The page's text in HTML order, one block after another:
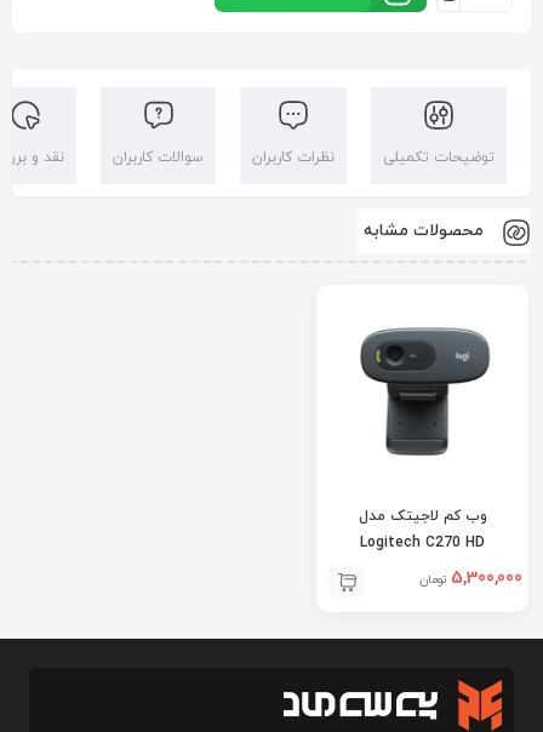
توضیحات تکمیلی نظرات کاربران سوالات کاربران نقد و
محصولات مشابه
وب کم لاجیتک مدل
Logitech C270 HD
5,300,000 تومان